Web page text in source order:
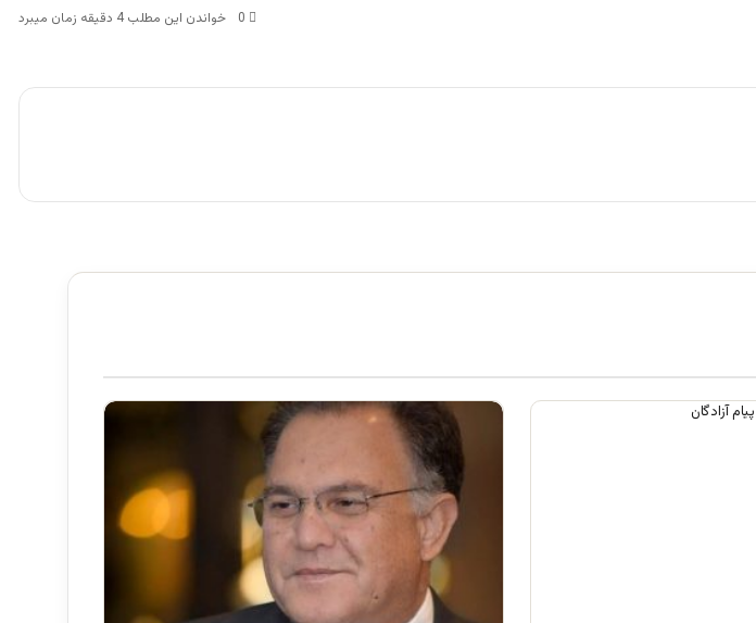
0 خواندن این مطلب 4 دقیقه زمان میبرد